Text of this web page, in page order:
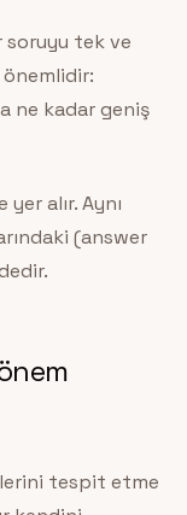
soruyu tek ve
önemlidir:
ne kadar geniş
alır. Aynı
(answer
tespit etme